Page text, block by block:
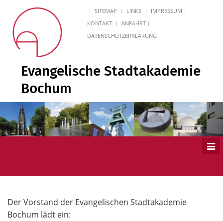
SITEMAP LINKS
IMPRESSUM
KONTAKT
ANFAHRT
DATENSCHUTZERKLÄRUNG
Evangelische Stadtakademie
Bochum
Der Vorstand der Evangelischen Stadtakademie
Bochum lädt ein: